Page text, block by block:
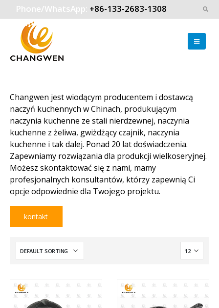
Phone/WhatsApp: +86-133-2683-1308
Changwen jest wiodącym producentem i dostawcą
naczyń kuchennych w Chinach, produkującym
naczynia kuchenne ze stali nierdzewnej, naczynia
kuchenne z żeliwa, gwiżdżący czajnik, naczynia
kuchenne i tak dalej. Ponad 20 lat doświadczenia.
Zapewniamy rozwiązania dla produkcji wielkoseryjnej.
Możesz skontaktować się z nami, mamy
profesjonalnych konsultantów, którzy zapewnią Ci
opcje odpowiednie dla Twojego projektu.
kontakt